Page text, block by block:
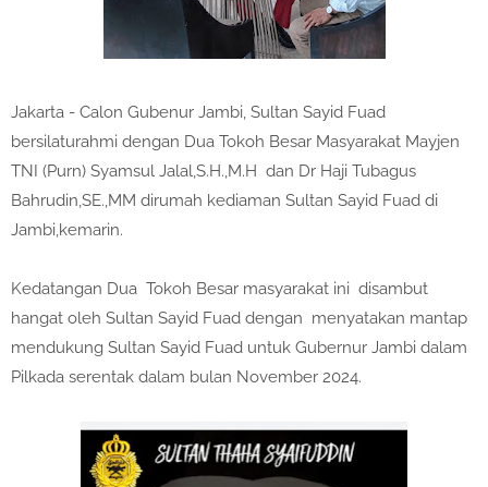
Jakarta - Calon Gubenur Jambi, Sultan Sayid Fuad
bersilaturahmi dengan Dua Tokoh Besar Masyarakat Mayjen
TNI (Purn) Syamsul Jalal,S.H.,M.H dan Dr Haji Tubagus
Bahrudin,SE.,MM dirumah kediaman Sultan Sayid Fuad di
Jambi,kemarin.
Kedatangan Dua Tokoh Besar masyarakat ini disambut
hangat oleh Sultan Sayid Fuad dengan menyatakan mantap
mendukung Sultan Sayid Fuad untuk Gubernur Jambi dalam
Pilkada serentak dalam bulan November 2024.